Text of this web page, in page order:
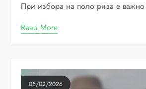
При избора на поло риза е
Read More
05/02/2026